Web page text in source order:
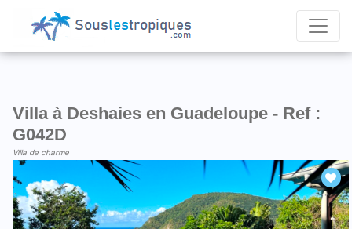
Villa à Deshaies en Guadeloupe - Ref :
G042D
Villa de charme